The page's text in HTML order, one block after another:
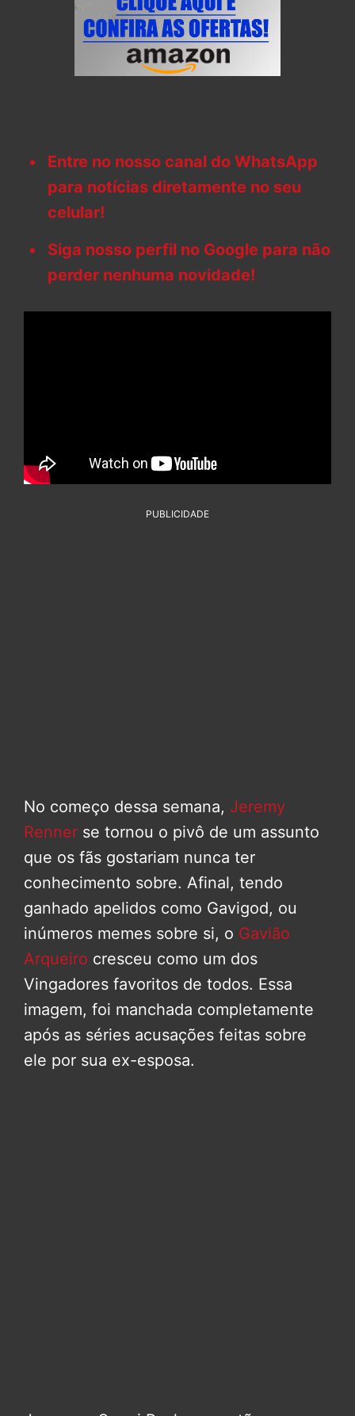
Entre no nosso canal do WhatsApp
para notícias diretamente no seu
celular!
Siga nosso perfil no Google para não
perder nenhuma novidade!
PUBLICIDADE
No começo dessa semana, Jeremy
Renner se tornou o pivô de um assunto
que os fãs gostariam nunca ter
conhecimento sobre. Afinal, tendo
ganhado apelidos como Gavigod, ou
inúmeros memes sobre si, o Gavião
Arqueiro cresceu como um dos
Vingadores favoritos de todos. Essa
imagem, foi manchada completamente
após as séries acusações feitas sobre
ele por sua ex-esposa.